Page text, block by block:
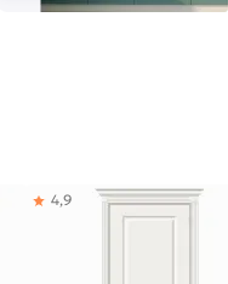
4,9